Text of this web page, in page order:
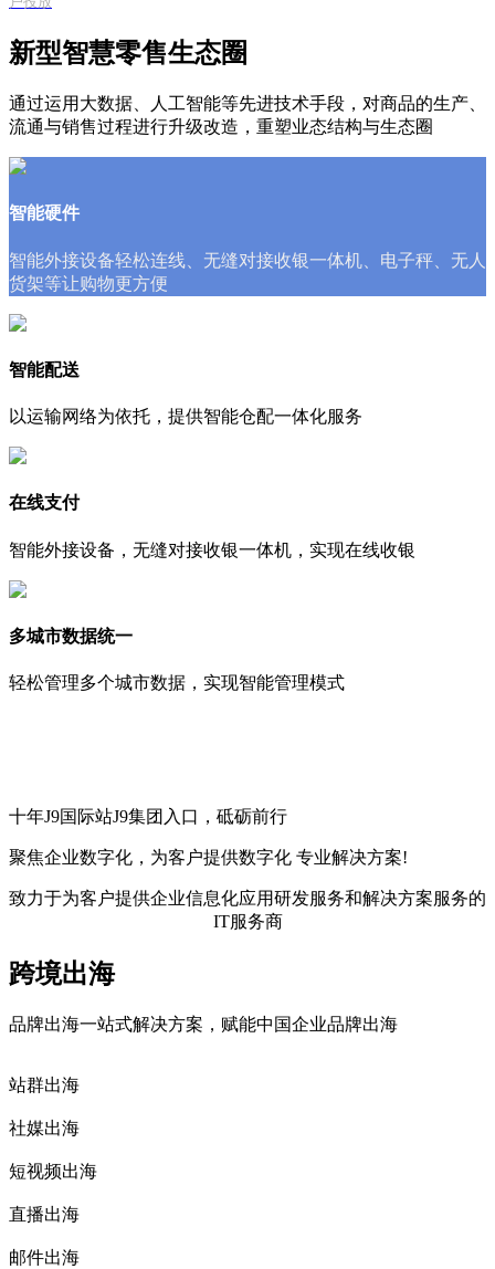
新型智慧零售生态圈
通过运用大数据、人工智能等先进技术手段，对商品的生产、
流通与销售过程进行升级改造，重塑业态结构与生态圈
智能硬件
智能外接设备轻松连线、无缝对接收银一体机、电子秤、无人
货架等让购物更方便
智能配送
以运输网络为依托，提供智能仓配一体化服务
在线支付
智能外接设备，无缝对接收银一体机，实现在线收银
多城市数据统一
轻松管理多个城市数据，实现智能管理模式
十年J9国际站J9集团入口，砥砺前行
聚焦企业数字化， 为客户提供数字化 专业解决方案!
致力于为客户提供企业信息化应用研发服务和解决方案服务的
IT服务商
跨境出海
品牌出海一站式解决方案，赋能中国企业品牌出海
站群出海
社媒出海
短视频出海
直播出海
邮件出海